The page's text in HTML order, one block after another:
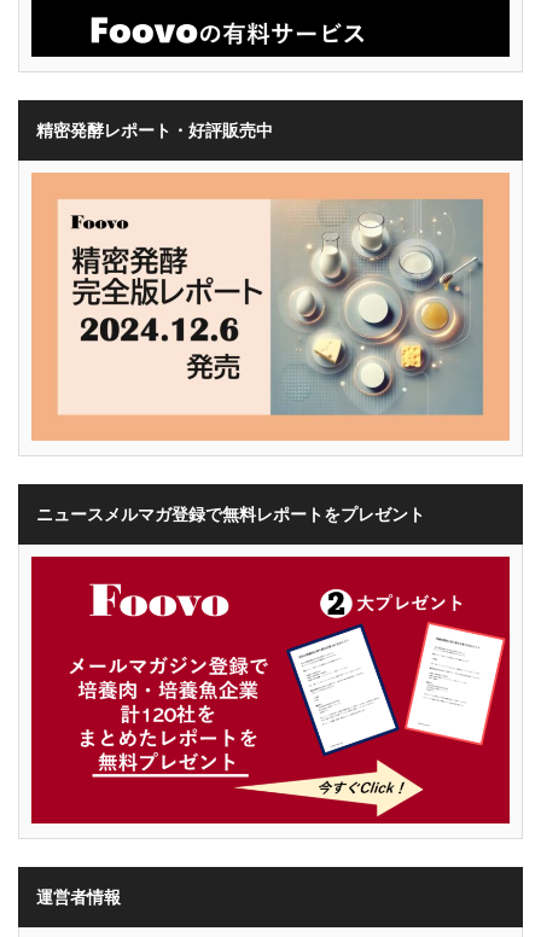
精密発酵レポート・好評販売中
ニュースメルマガ登録で無料レポートをプレゼント
運営者情報